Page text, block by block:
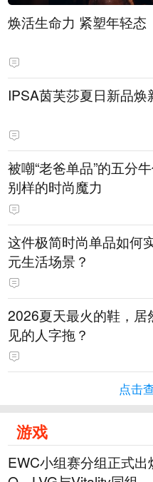
焕活生命力 紧塑年轻态
IPSA茵芙莎夏日新品焕
被嘲“老爸单品”的五分
别样的时尚魔力
这件极简时尚单品如何
元生活场景？
2026夏天最火的鞋，居
见的人字拖？
点击
游戏
EWC小组赛分组正式